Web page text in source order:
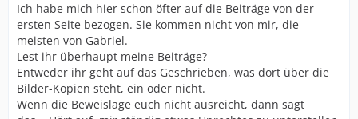
Ich habe mich hier schon öfter auf die Beiträge von der
ersten Seite bezogen. Sie kommen nicht von mir, die
meisten von Gabriel.
Lest ihr überhaupt meine Beiträge?
Entweder ihr geht auf das Geschrieben, was dort über die
Bilder-Kopien steht, ein oder nicht.
Wenn die Beweislage euch nicht ausreicht, dann sagt